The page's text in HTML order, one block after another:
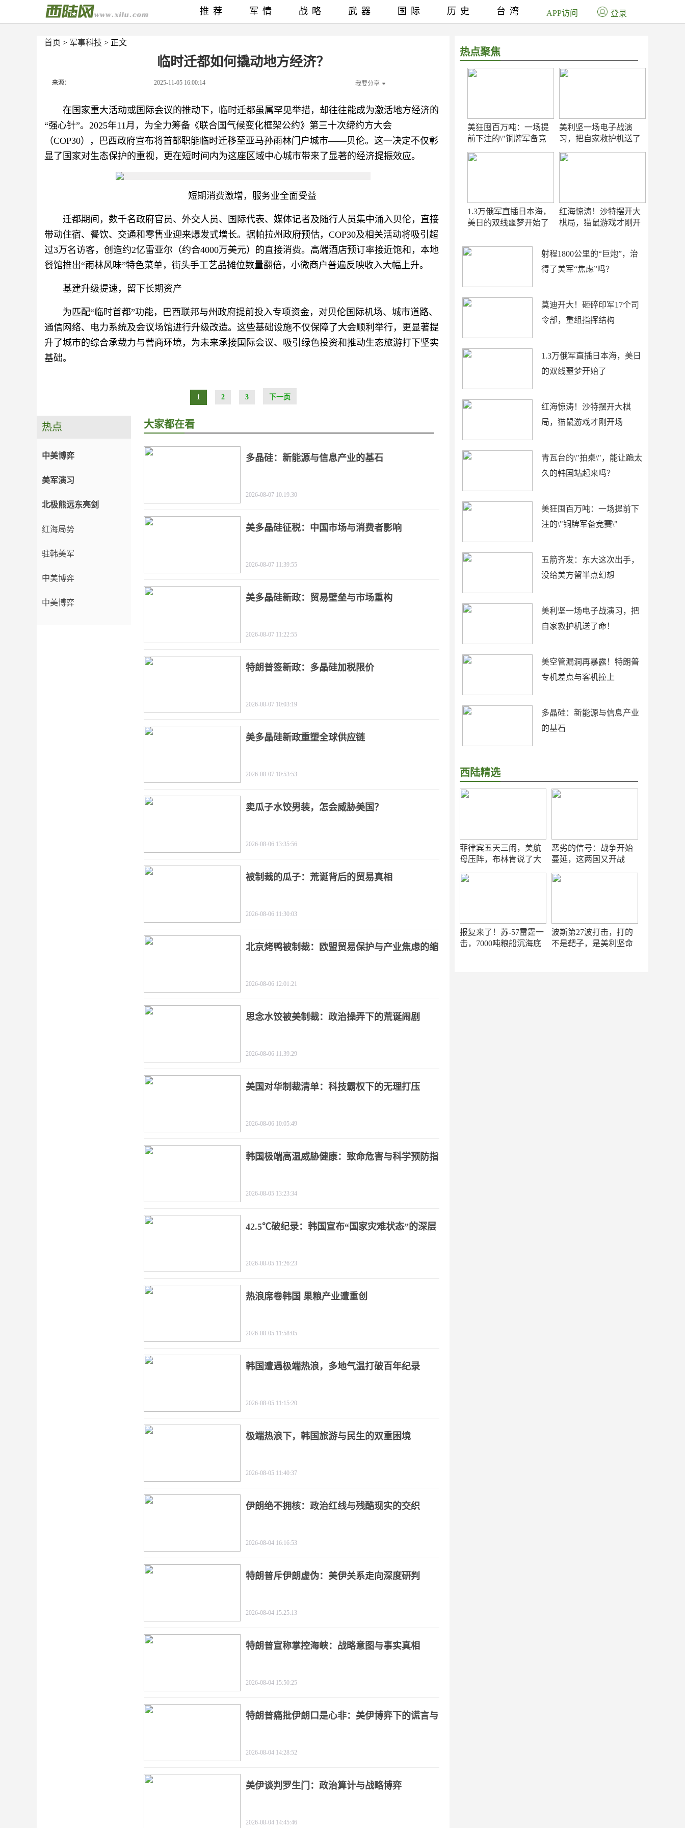
首页 > 军事科技 > 正文
临时迁都如何撬动地方经济？
来源： 2025-11-05 16:00:14 我要分享
在国家重大活动或国际会议的推动下，临时迁都虽属罕见举措，却往往能成为激活地方经济的
“强心针”。2025年11月，为全力筹备《联合国气候变化框架公约》第三十次缔约方大会
（COP30），巴西政府宣布将首都职能临时迁移至亚马孙雨林门户城市——贝伦。这一决定不仅彰
显了国家对生态保护的重视，更在短时间内为这座区域中心城市带来了显著的经济提振效应。
短期消费激增，服务业全面受益
迁都期间，数千名政府官员、外交人员、国际代表、媒体记者及随行人员集中涌入贝伦，直接
带动住宿、餐饮、交通和零售业迎来爆发式增长。据帕拉州政府预估，COP30及相关活动将吸引超
过3万名访客，创造约2亿雷亚尔（约合4000万美元）的直接消费。高端酒店预订率接近饱和，本地
餐馆推出“雨林风味”特色菜单，街头手工艺品摊位数量翻倍，小微商户普遍反映收入大幅上升。
基建升级提速，留下长期资产
为匹配“临时首都”功能，巴西联邦与州政府提前投入专项资金，对贝伦国际机场、城市道路、
通信网络、电力系统及会议场馆进行升级改造。这些基础设施不仅保障了大会顺利举行，更显著提
升了城市的综合承载力与营商环境，为未来承接国际会议、吸引绿色投资和推动生态旅游打下坚实
基础。
1 2 3 下一页
热点聚焦
美狂囤百万吨：一场提
前下注的\"铜牌军备竞
美利坚一场电子战演
习，把自家救护机送了
1.3万俄军直插日本海，
美日的双线噩梦开始了
红海惊涛！沙特摆开大
棋局，猫鼠游戏才刚开
射程1800公里的“巨炮”，治
得了美军“焦虑”吗？
莫迪开大！砸碎印军17个司
令部，重组指挥结构
1.3万俄军直插日本海，美日
的双线噩梦开始了
红海惊涛！沙特摆开大棋
局，猫鼠游戏才刚开场
青瓦台的\"拍桌\"，能让跪太
久的韩国站起来吗？
美狂囤百万吨：一场提前下
注的\"铜牌军备竞赛\"
五箭齐发：东大这次出手，
没给美方留半点幻想
美利坚一场电子战演习，把
自家救护机送了命！
美空管漏洞再暴露！特朗普
专机差点与客机撞上
多晶硅：新能源与信息产业
的基石
西陆精选
菲律宾五天三闹，美航
母压阵，布林肯说了大
恶劣的信号：战争开始
蔓延，这两国又开战
报复来了！苏-57雷霆一
击，7000吨粮船沉海底
波斯第27波打击，打的
不是靶子，是美利坚命
推荐 军情 战略 武器 国际 历史 台湾 APP访问 登录
热点
中美博弈
美军演习
北极熊远东亮剑
红海局势
驻韩美军
中美博弈
中美博弈
大家都在看
多晶硅：新能源与信息产业的基石
2026-08-07 10:19:30
美多晶硅征税：中国市场与消费者影响
2026-08-07 11:39:55
美多晶硅新政：贸易壁垒与市场重构
2026-08-07 11:22:55
特朗普签新政：多晶硅加税限价
2026-08-07 10:03:19
美多晶硅新政重塑全球供应链
2026-08-07 10:53:53
卖瓜子水饺男装，怎会威胁美国？
2026-08-06 13:35:56
被制裁的瓜子：荒诞背后的贸易真相
2026-08-06 11:30:03
北京烤鸭被制裁：欧盟贸易保护与产业焦虑的缩
2026-08-06 12:01:21
思念水饺被美制裁：政治操弄下的荒诞闹剧
2026-08-06 11:39:29
美国对华制裁清单：科技霸权下的无理打压
2026-08-06 10:05:49
韩国极端高温威胁健康：致命危害与科学预防指
2026-08-05 13:23:34
42.5℃破纪录：韩国宣布“国家灾难状态”的深层
2026-08-05 11:26:23
热浪席卷韩国 果粮产业遭重创
2026-08-05 11:58:05
韩国遭遇极端热浪，多地气温打破百年纪录
2026-08-05 11:15:20
极端热浪下，韩国旅游与民生的双重困境
2026-08-05 11:40:37
伊朗绝不拥核：政治红线与残酷现实的交织
2026-08-04 16:16:53
特朗普斥伊朗虚伪：美伊关系走向深度研判
2026-08-04 15:25:13
特朗普宣称掌控海峡：战略意图与事实真相
2026-08-04 15:50:25
特朗普痛批伊朗口是心非：美伊博弈下的谎言与
2026-08-04 14:28:52
美伊谈判罗生门：政治算计与战略博弈
2026-08-04 14:45:46